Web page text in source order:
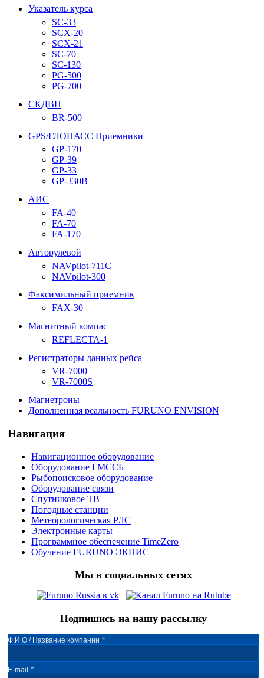
Указатель курса
SC-33
SCX-20
SCX-21
SC-70
SC-130
PG-500
PG-700
СКДВП
BR-500
GPS/ГЛОНАСС Приемники
GP-170
GP-39
GP-33
GP-330B
АИС
FA-40
FA-70
FA-170
Авторулевой
NAVpilot-711С
NAVpilot-300
Факсимильный приемник
FAX-30
Магнитный компас
REFLECTA-1
Регистраторы данных рейса
VR-7000
VR-7000S
Магнетроны
Дополненная реальность FURUNO ENVISION
Навигация
Навигационное оборудование
Оборудование ГМССБ
Рыбопоисковое оборудование
Оборудование связи
Спутниковое ТВ
Погодные станции
Метеорологическая РЛС
Электронные карты
Программное обеспечение TimeZero
Обучение FURUNO ЭКНИС
Мы в социальных сетях
Подпишись на нашу рассылку
Ф.И.О / Название компании *
E-mail *